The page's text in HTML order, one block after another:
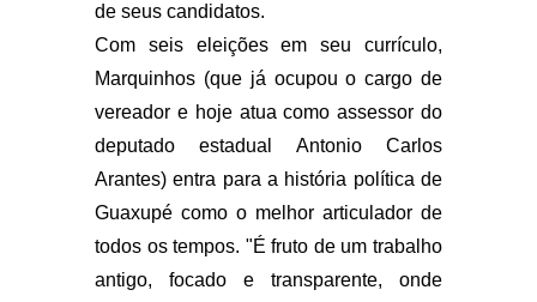
de seus candidatos.
Com seis eleições em seu currículo,
Marquinhos (que já ocupou o cargo de
vereador e hoje atua como assessor do
deputado estadual Antonio Carlos
Arantes) entra para a história política de
Guaxupé como o melhor articulador de
todos os tempos. "É fruto de um trabalho
antigo, focado e transparente, onde